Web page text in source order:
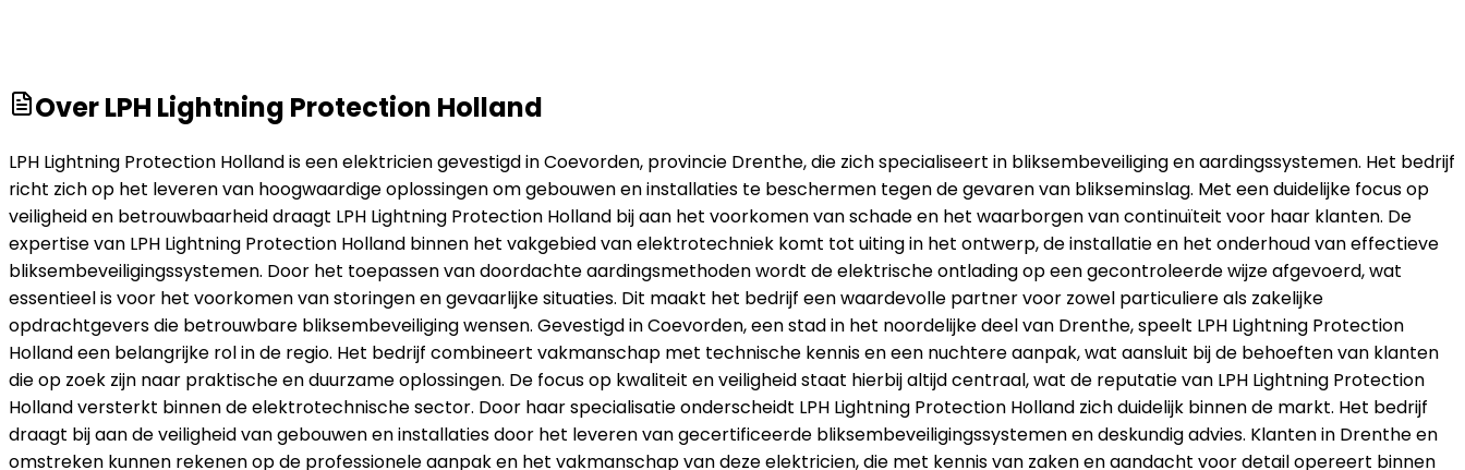
OverLPH Lightning Protection Holland
LPH Lightning Protection Holland is een elektricien gevestigd in Coevorden, provincie Drenthe, die zich specialiseert in bliksembeveiliging en aardingssystemen. Het bedrijf
richt zich op het leveren van hoogwaardige oplossingen om gebouwen en installaties te beschermen tegen de gevaren van blikseminslag. Met een duidelijke focus op
veiligheid en betrouwbaarheid draagt LPH Lightning Protection Holland bij aan het voorkomen van schade en het waarborgen van continuïteit voor haar klanten. De
expertise van LPH Lightning Protection Holland binnen het vakgebied van elektrotechniek komt tot uiting in het ontwerp, de installatie en het onderhoud van effectieve
bliksembeveiligingssystemen. Door het toepassen van doordachte aardingsmethoden wordt de elektrische ontlading op een gecontroleerde wijze afgevoerd, wat
essentieel is voor het voorkomen van storingen en gevaarlijke situaties. Dit maakt het bedrijf een waardevolle partner voor zowel particuliere als zakelijke
opdrachtgevers die betrouwbare bliksembeveiliging wensen. Gevestigd in Coevorden, een stad in het noordelijke deel van Drenthe, speelt LPH Lightning Protection
Holland een belangrijke rol in de regio. Het bedrijf combineert vakmanschap met technische kennis en een nuchtere aanpak, wat aansluit bij de behoeften van klanten
die op zoek zijn naar praktische en duurzame oplossingen. De focus op kwaliteit en veiligheid staat hierbij altijd centraal, wat de reputatie van LPH Lightning Protection
Holland versterkt binnen de elektrotechnische sector. Door haar specialisatie onderscheidt LPH Lightning Protection Holland zich duidelijk binnen de markt. Het bedrijf
draagt bij aan de veiligheid van gebouwen en installaties door het leveren van gecertificeerde bliksembeveiligingssystemen en deskundig advies. Klanten in Drenthe en
omstreken kunnen rekenen op de professionele aanpak en het vakmanschap van deze elektricien, die met kennis van zaken en aandacht voor detail opereert binnen